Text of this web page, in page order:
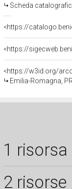
Scheda
<https://
<https://
<https://w3id.org/
Emilia-Romagna,
1 risorsa
2 risorse